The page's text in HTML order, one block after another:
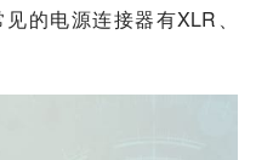
的电源连接器有XLR、